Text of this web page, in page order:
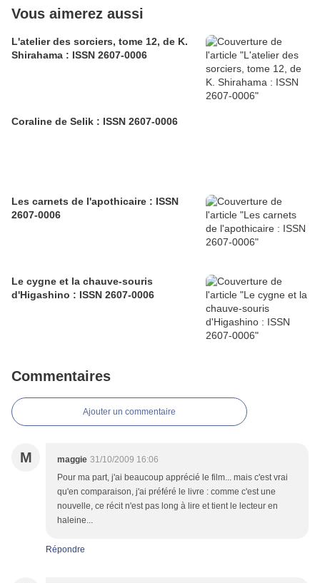
Vous aimerez aussi
L'atelier des sorciers, tome 12, de K.
Shirahama : ISSN 2607-0006
Coraline de Selik : ISSN 2607-0006
Les carnets de l'apothicaire : ISSN
2607-0006
Le cygne et la chauve-souris
d'Higashino : ISSN 2607-0006
Commentaires
Ajouter un commentaire
M maggie 31/10/2009 16:06
Pour ma part, j'ai beaucoup apprécié le film... mais c'est vrai
qu'en comparaison, j'ai préféré le livre : comme c'est une
nouvelle, ce récit n'est pas long à lire et tient le lecteur en
haleine...
Répondre